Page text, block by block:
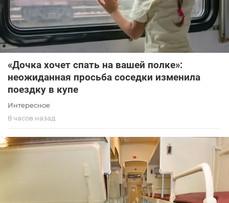
«Дочка хочет спать на вашей полке»:
неожиданная просьба соседки изменила
поездку в купе
Интересное
8 часов назад